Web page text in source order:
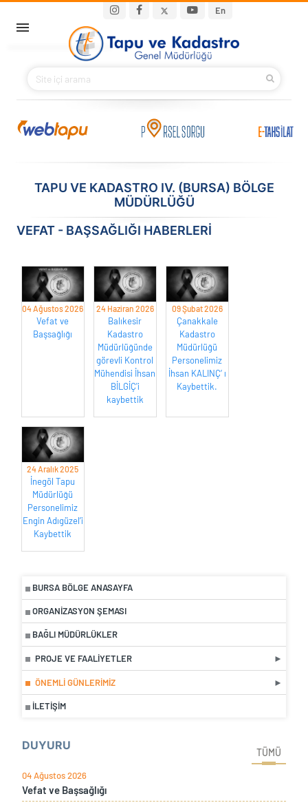
En
Main navigation
BAKANIMIZ
KURUMSAL
İLETIŞIM
S.S.S.
TAPU VE KADASTRO IV. (BURSA) BÖLGE
MÜDÜRLÜĞÜ
BURSA BÖLGE ANASAYFA
ORGANIZASYON ŞEMASI
BAĞLI MÜDÜRLÜKLER
PROJE VE FAALIYETLER
ÖNEMLI GÜNLERIMIZ
İLETIŞIM
DUYURU
TÜMÜ
04 Ağustos 2026
Vefat ve Başsağlığı
VEFAT - BAŞSAĞLIĞI HABERLERİ
04 Ağustos 2026
Vefat ve
Başsağlığı
24 Haziran 2026
Balıkesir
Kadastro
Müdürlüğünde
görevli Kontrol
Mühendisi İhsan
BİLGİÇ'i
kaybettik
09 Şubat 2026
Çanakkale
Kadastro
Müdürlüğü
Personelimiz
İhsan KALINÇ’ ı
Kaybettik.
24 Aralık 2025
İnegöl Tapu
Müdürlüğü
Personelimiz
Engin Adıgüzel’i
Kaybettik